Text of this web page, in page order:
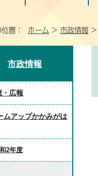
置： ホーム > 市政情報 >
市政情報
・広報
ムアップかかみがは
2年度